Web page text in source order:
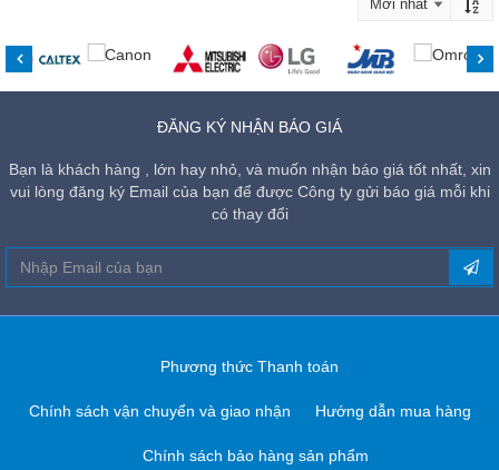
ĐĂNG KÝ NHẬN BÁO GIÁ
Bạn là khách hàng , lớn hay nhỏ, và muốn nhận báo giá tốt nhất, xin
vui lòng đăng ký Email của bạn để được Công ty gửi báo giá mỗi khi
có thay đổi
Phương thức Thanh toán
Chính sách vận chuyển và giao nhận Hướng dẫn mua hàng
Chính sách bảo hàng sản phẩm